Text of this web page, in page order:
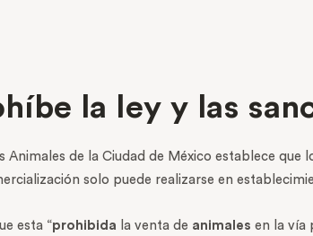
la ley y las
Animales de la Ciudad de México establece que
solo puede realizarse en
esta “prohibida la venta de animales en la vía